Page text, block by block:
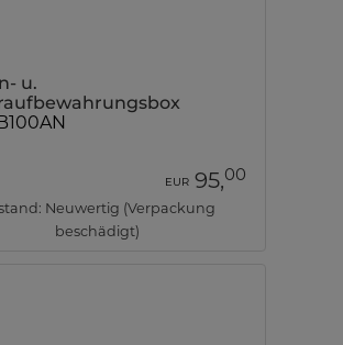
u.
EUR 95,00
Neuwertig (Verpackung
beschädigt)